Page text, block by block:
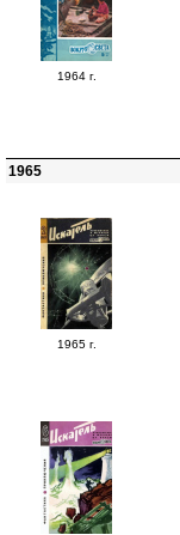
1964 г.
1965
1965 г.